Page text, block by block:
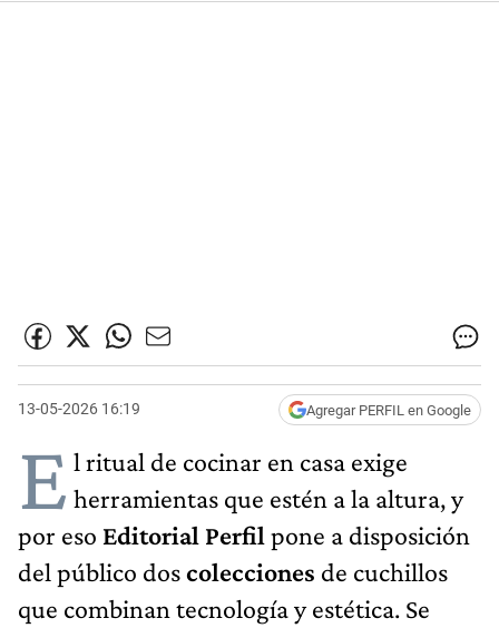
13-05-2026 16:19 Agregar PERFIL en Google
E l ritual de cocinar en casa exige
herramientas que estén a la altura, y
por eso Editorial Perfil pone a disposición
del público doscolecciones de cuchillos
que combinan tecnología y estética. Se